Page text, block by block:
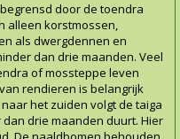
door de toendra
alleen korstmossen,
als dwergdennen en
dan drie maanden. Veel
of mossteppe leven
rendieren is belangrijk
het zuiden volgt de taiga
drie maanden duurt. Hier